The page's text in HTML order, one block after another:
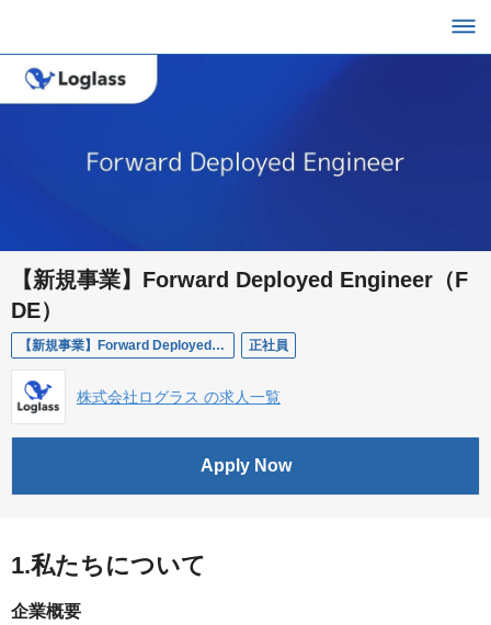
【新規事業】Forward Deployed Engineer（F
DE）
【新規事業】Forward Deployed Engineer（FDE） 正社員
株式会社ログラス の求人一覧
Apply Now
1.私たちについて
企業概要